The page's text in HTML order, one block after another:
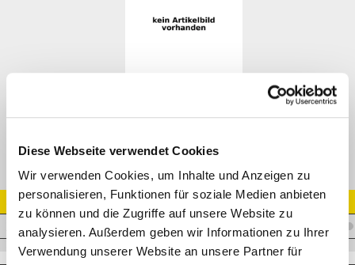
Diese Webseite verwendet Cookies
Wir verwenden Cookies, um Inhalte und Anzeigen zu
personalisieren, Funktionen für soziale Medien anbieten
zu können und die Zugriffe auf unsere Website zu
analysieren. Außerdem geben wir Informationen zu Ihrer
Verwendung unserer Website an unsere Partner für
Artikel Nr.
R.040005665